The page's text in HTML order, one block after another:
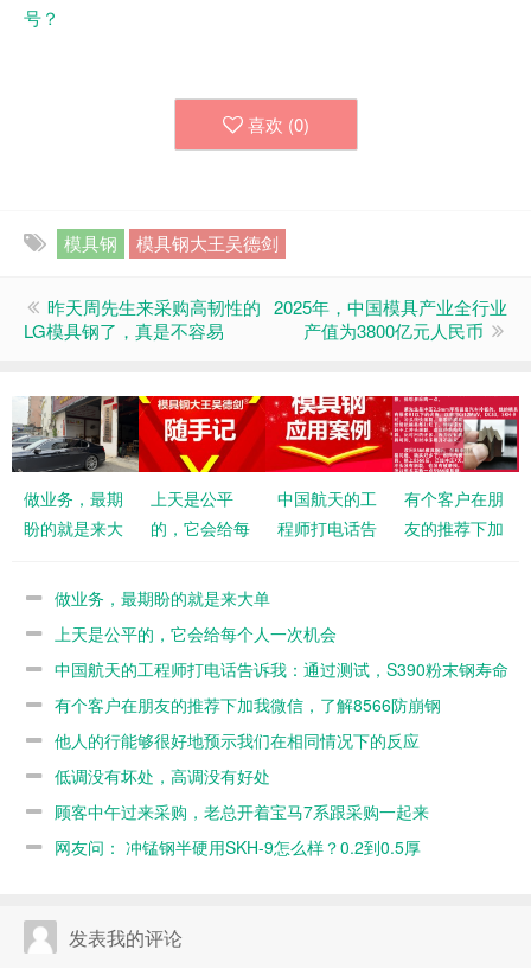
号？
喜欢 (0)
模具钢 模具钢大王吴德剑
昨天周先生来采购高韧性的
LG模具钢了，真是不容易
2025年，中国模具产业全行业
产值为‌3800亿元‌人民币
做业务，最期
盼的就是来大
上天是公平
的，它会给每
中国航天的工
程师打电话告
8566
有个客户在朋
友的推荐下加
做业务，最期盼的就是来大单
上天是公平的，它会给每个人一次机会
中国航天的工程师打电话告诉我：通过测试，S390粉末钢寿命
不如8566
有个客户在朋友的推荐下加我微信，了解8566防崩钢
他人的行能够很好地预示我们在相同情况下的反应
低调没有坏处，高调没有好处
顾客中午过来采购，老总开着宝马7系跟采购一起来
网友问： 冲锰钢半硬用SKH-9怎么样？0.2到0.5厚
发表我的评论